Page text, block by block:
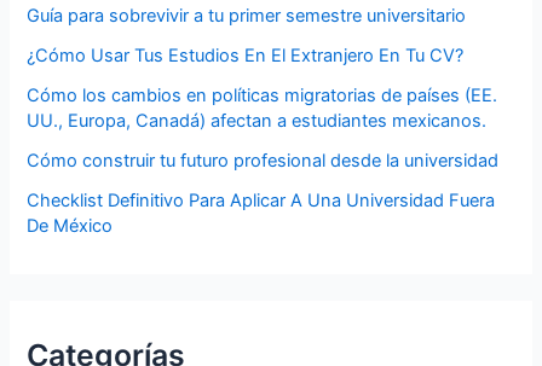
Guía para sobrevivir a tu primer semestre universitario
¿Cómo Usar Tus Estudios En El Extranjero En Tu CV?
Cómo los cambios en políticas migratorias de países (EE.
UU., Europa, Canadá) afectan a estudiantes mexicanos.
Cómo construir tu futuro profesional desde la universidad
Checklist Definitivo Para Aplicar A Una Universidad Fuera
De México
Categorías